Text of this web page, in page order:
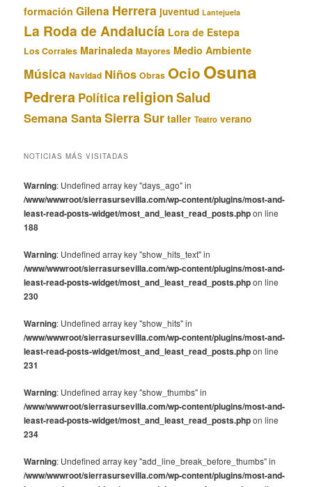
formación Gilena Herrera juventud Lantejuela
La Roda de Andalucía Lora de Estepa
Los Corrales Marinaleda Mayores Medio Ambiente
Música Navidad Niños Obras Ocio Osuna
Pedrera Política religionSalud
Semana SantaSierra Sur taller Teatro verano
NOTICIAS MÁS VISITADAS
Warning: Undefined array key "days_ago" in
/www/wwwroot/sierrasursevilla.com/wp-content/plugins/most-and-
least-read-posts-widget/most_and_least_read_posts.phpon line
188
Warning: Undefined array key "show_hits_text" in
/www/wwwroot/sierrasursevilla.com/wp-content/plugins/most-and-
least-read-posts-widget/most_and_least_read_posts.phpon line
230
Warning: Undefined array key "show_hits" in
/www/wwwroot/sierrasursevilla.com/wp-content/plugins/most-and-
least-read-posts-widget/most_and_least_read_posts.phpon line
231
Warning: Undefined array key "show_thumbs" in
/www/wwwroot/sierrasursevilla.com/wp-content/plugins/most-and-
least-read-posts-widget/most_and_least_read_posts.phpon line
234
Warning: Undefined array key "add_line_break_before_thumbs" in
/www/wwwroot/sierrasursevilla.com/wp-content/plugins/most-and-